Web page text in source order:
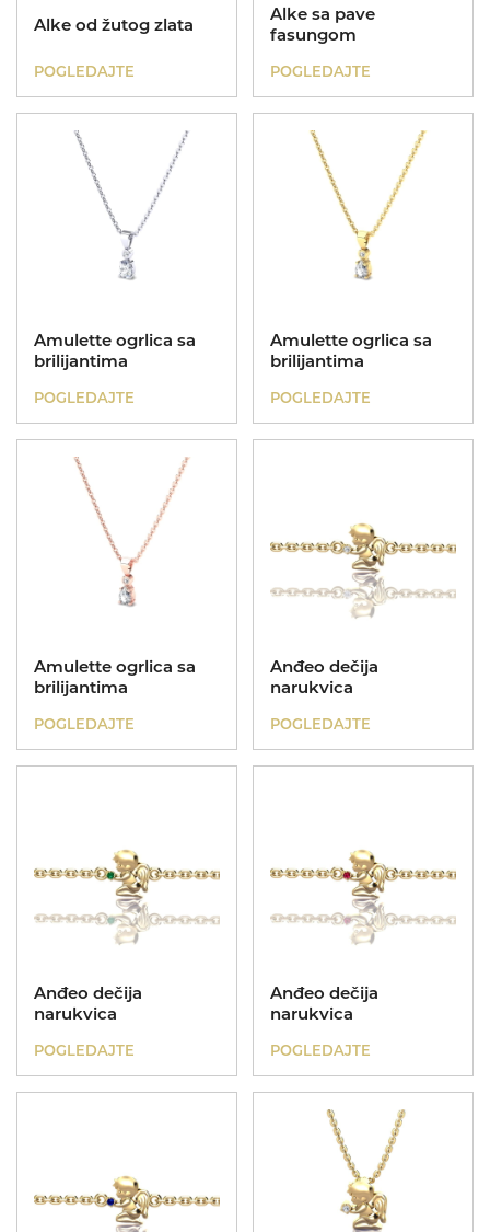
Alke od žutog zlata
POGLEDAJTE
Alke sa pave
fasungom
POGLEDAJTE
Amulette ogrlica sa
brilijantima
POGLEDAJTE
Amulette ogrlica sa
brilijantima
POGLEDAJTE
Amulette ogrlica sa
brilijantima
POGLEDAJTE
Anđeo dečija
narukvica
POGLEDAJTE
Anđeo dečija
narukvica
POGLEDAJTE
Anđeo dečija
narukvica
POGLEDAJTE